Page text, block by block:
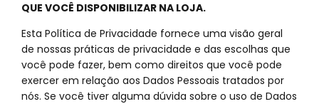
QUE VOCÊ DISPONIBILIZAR NA LOJA.
Esta Política de Privacidade fornece uma visão geral
de nossas práticas de privacidade e das escolhas que
você pode fazer, bem como direitos que você pode
exercer em relação aos Dados Pessoais tratados por
nós. Se você tiver alguma dúvida sobre o uso de Dados